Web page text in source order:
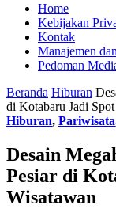
Home
Kebijakan
Kontak
Manajemen
Pedoman
Beranda Hiburan
di Kotabaru Jadi
Hiburan, Pariwisata
Desain
Pesiar di
Wisatawan